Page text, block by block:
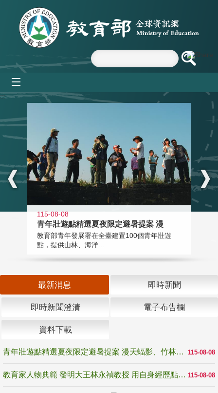
跳到主要內容區塊
:::
115-08-08
青年壯遊點精選夏夜限定避暑提案 漫
教育部青年發展署在全臺建置100個青年壯遊
點，提供山林、海洋...
最新消息 即時新聞
即時新聞澄清 電子布告欄
資料下載
115-08-08
青年壯遊點精選夏夜限定避暑提案 漫天蝠影、竹林尋蛙、茶香夜觀 邀青年暮色出發
115-08-08
教育家人物典範 發明大王林永禎教授 用自身經歷點亮學生的路